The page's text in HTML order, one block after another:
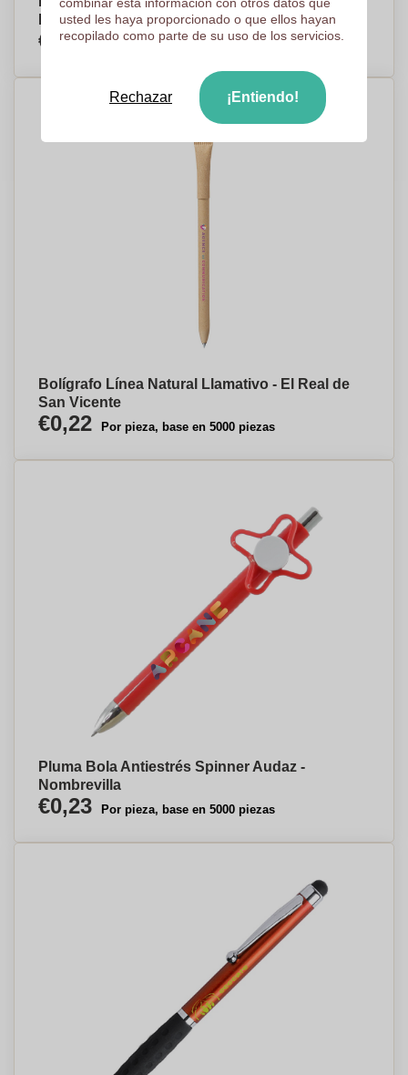
Monóvar
€0,22 Por pieza, base en 5000 piezas
Bolígrafo Línea Natural Llamativo - El Real de
San Vicente
€0,22 Por pieza, base en 5000 piezas
Pluma Bola Antiestrés Spinner Audaz -
Nombrevilla
€0,23 Por pieza, base en 5000 piezas
usted les haya proporcionado o que ellos hayan
recopilado como parte de su uso de los servicios.
Rechazar ¡Entiendo!